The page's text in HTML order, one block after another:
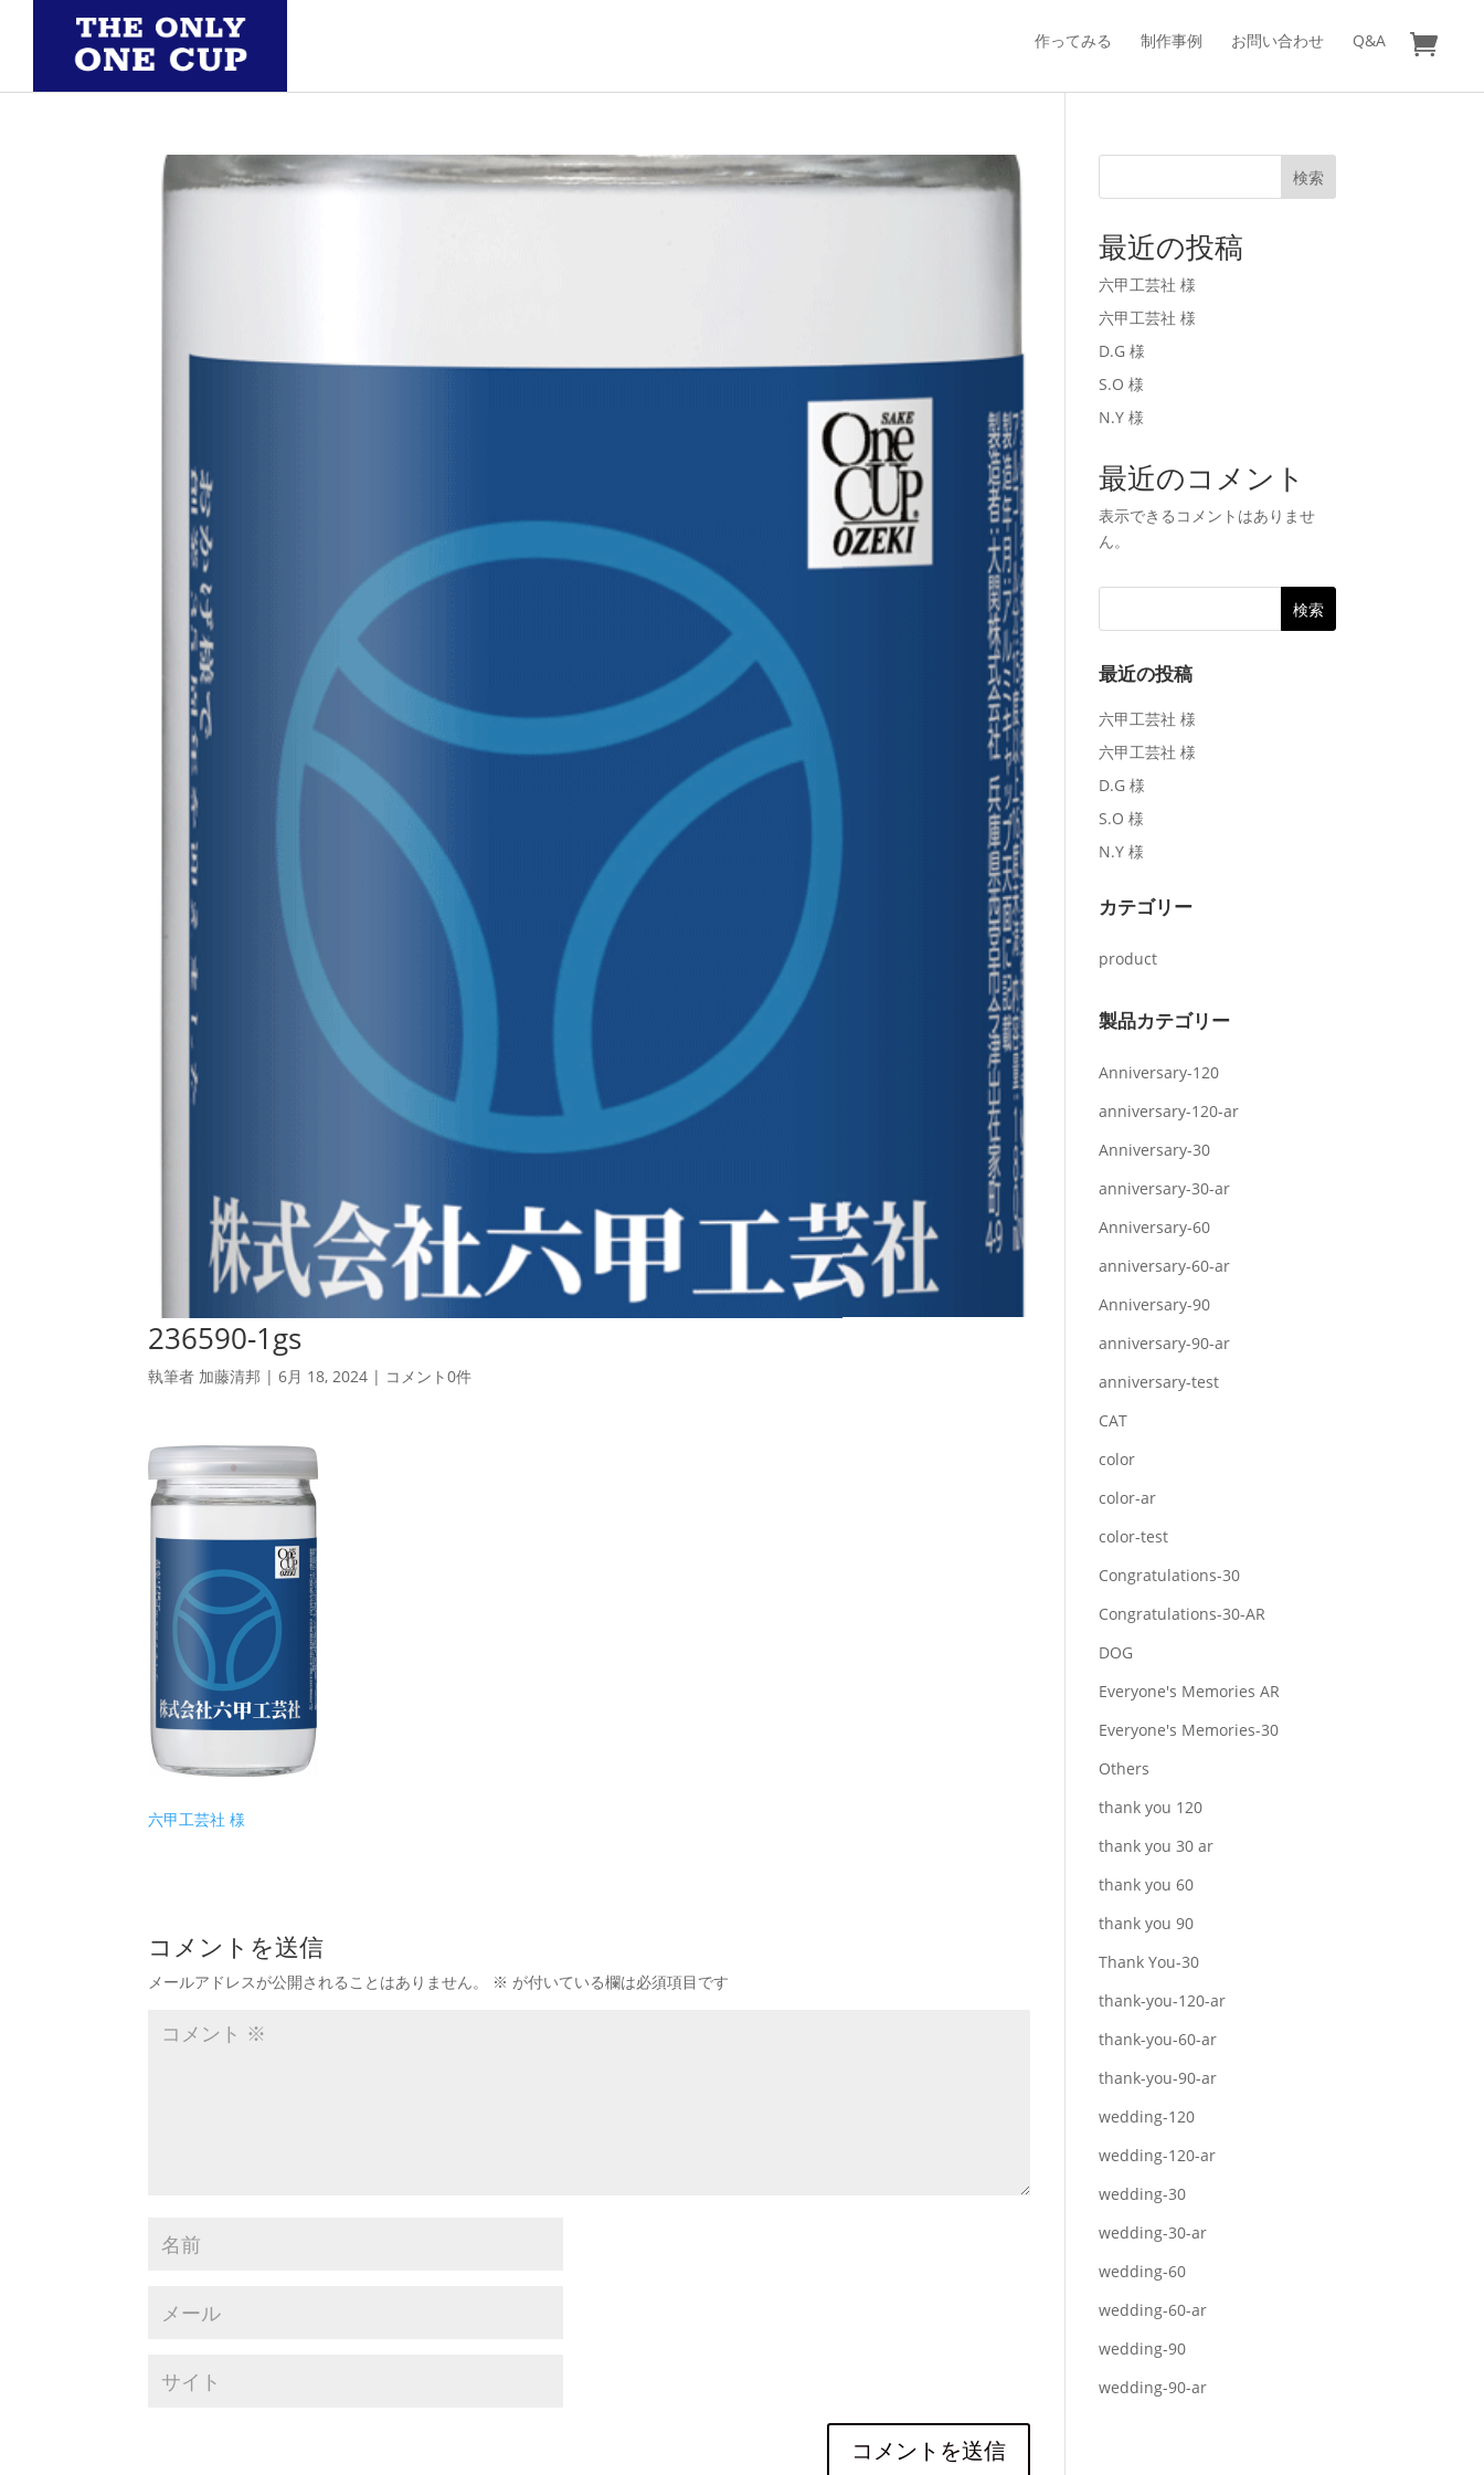
作ってみる 制作事例 お問い合わせ Q&A
236590-1gs
執筆者 加藤清邦 |6月 18, 2024 | コメント0件
六甲工芸社 様
コメントを送信
メールアドレスが公開されることはありません。 ※ が付いている欄は必須項目です
検索
最近の投稿
六甲工芸社 様
六甲工芸社 様
D.G 様
S.O 様
N.Y 様
最近のコメント
表示できるコメントはありませ
ん。
最近の投稿
六甲工芸社 様
六甲工芸社 様
D.G 様
S.O 様
N.Y 様
カテゴリー
product
製品カテゴリー
Anniversary-120
anniversary-120-ar
Anniversary-30
anniversary-30-ar
Anniversary-60
anniversary-60-ar
Anniversary-90
anniversary-90-ar
anniversary-test
CAT
color
color-ar
color-test
Congratulations-30
Congratulations-30-AR
DOG
Everyone's Memories AR
Everyone's Memories-30
Others
thank you 120
thank you 30 ar
thank you 60
thank you 90
Thank You-30
thank-you-120-ar
thank-you-60-ar
thank-you-90-ar
wedding-120
wedding-120-ar
wedding-30
wedding-30-ar
wedding-60
wedding-60-ar
wedding-90
wedding-90-ar